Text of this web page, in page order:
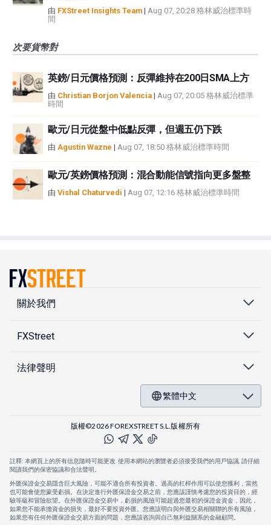
由 FXStreet Insights Team | Aug 07, 20:28 格林威治標準時
間
次要貨幣對
英鎊/日元價格預測：反彈維持在200日SMA上方
由 Christian Borjon Valencia | Aug 07, 20:05 格林威治標準
時間
歐元/日元從盤中低點反彈，但週五仍下跌
由 Agustin Wazne | Aug 07, 18:50 格林威治標準時間
歐元/英鎊價格預測：混合動能信號指向更多盤整
由 Vishal Chaturvedi | Aug 07, 12:16 格林威治標準時間
關於我們
FXStreet
法律聲明
繁體中文
版權©2026 FOREXSTREET S.L.版權所有
註釋: 本網頁上的所有信息隨時可能更改. 使用本網站的瀏覽者必須接受我們的用戶協議. 請仔細
閱讀我們的保密協議和合法聲明。
外匯保證金交易隱含巨大風險，可能不適合所有投資者。過高的杠桿作用可以使您獲利，當然
也可能會使您蒙受虧損。在決定進行外匯保證金交易之前，您應該謹慎考慮您的投資目的，經
驗等級和冒險欲望。在外匯保證金交易中，虧損的風險可能超過您最初的保證金資金，因此，
如果您不能承擔資金的損失，最好不要投資外匯。您應該明白與外匯交易相關聯的所有風險，
如果您有任何外匯保證金交易方面的問題，您應該咨詢與自己無利益關系的金融顧問。